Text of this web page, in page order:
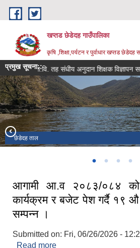
Skip to main content
खप्तड छेडेदह गाउँपालिका
कृषि ,शिक्षा,पर्यटन र पुर्वाधार खप्तड छेडेदह
प्रमुख सूचना::
मा.वि. तह संधीय अनुदान शिक्षक विज्ञापन
छेडेदह ताल
गाउँपालिका भवन डोगडी
खप्तड त्रिवेणी धाम ।
खप्तड राष्ट्रिय निकुन्ज
आगामी आ.व २०८३/०८४ को
कार्यक्रम र बजेट पेश गर्दै १९
सम्पन्न ।
Submitted on: Fri, 06/26/2026 -
Read more